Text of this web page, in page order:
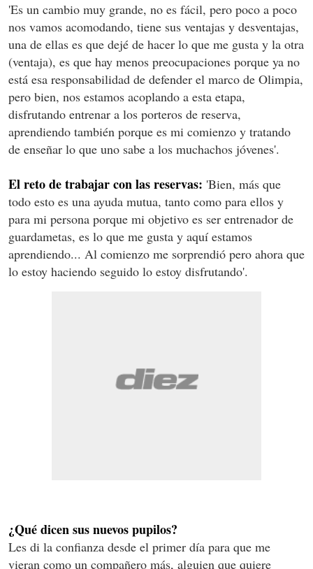
'Es un cambio muy grande, no es fácil, pero poco a poco
nos vamos acomodando, tiene sus ventajas y desventajas,
una de ellas es que dejé de hacer lo que me gusta y la otra
(ventaja), es que hay menos preocupaciones porque ya no
está esa responsabilidad de defender el marco de Olimpia,
pero bien, nos estamos acoplando a esta etapa,
disfrutando entrenar a los porteros de reserva,
aprendiendo también porque es mi comienzo y tratando
de enseñar lo que uno sabe a los muchachos jóvenes'.
El reto de trabajar con las reservas: 'Bien, más que
todo esto es una ayuda mutua, tanto como para ellos y
para mi persona porque mi objetivo es ser entrenador de
guardametas, es lo que me gusta y aquí estamos
aprendiendo... Al comienzo me sorprendió pero ahora que
lo estoy haciendo seguido lo estoy disfrutando'.
¿Qué dicen sus nuevos pupilos?
Les di la confianza desde el primer día para que me
vieran como un compañero más, alguien que quiere